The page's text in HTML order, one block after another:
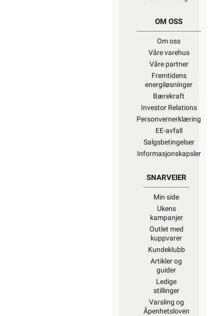
OM OSS
Om oss
Våre varehus
Våre partner
Fremtidens
energiløsninger
Bærekraft
Investor Relations
Personvernerklæring
EE-avfall
Salgsbetingelser
Informasjonskapsler
SNARVEIER
Min side
Ukens
kampanjer
Outlet med
kuppvarer
Kundeklubb
Artikler og
guider
Ledige
stillinger
Varsling og
Åpenhetsloven